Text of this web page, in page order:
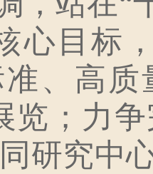
心目标
、高质
览；力
研究中